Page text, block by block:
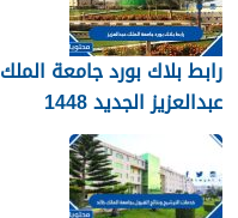
رابط بلاك بورد جامعة الملك
عبدالعزيز الجديد 1448
blackboard kau